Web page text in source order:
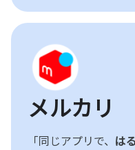
メルカリ
「同じアプリで、 は